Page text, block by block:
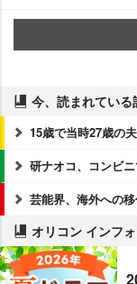
今、読まれている
15歳で当時27歳の
研ナオコ、コンビ
芸能界、海外への
オリコン インフ